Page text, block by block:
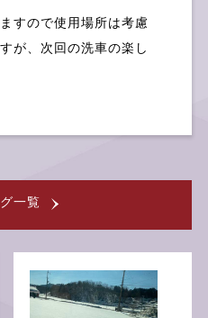
合せ
すので使用場所は考慮
が、次回の洗車の楽し
一覧